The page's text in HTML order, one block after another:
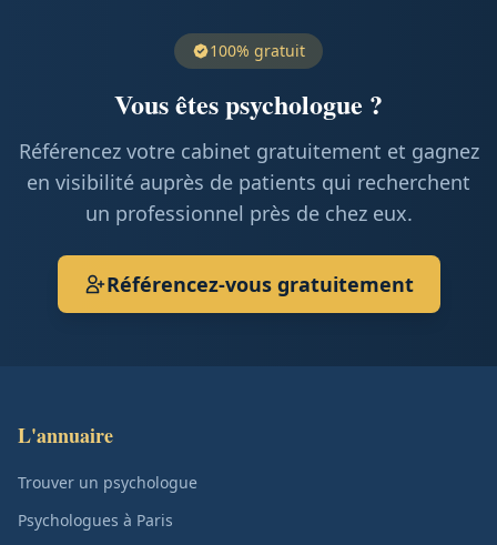
100% gratuit
Vous êtes psychologue ?
Référencez votre cabinet gratuitement et gagnez
en visibilité auprès de patients qui recherchent
un professionnel près de chez eux.
Référencez-vous gratuitement
L'annuaire
Trouver un psychologue
Psychologues à Paris